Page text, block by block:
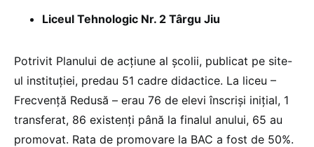
Liceul Tehnologic Nr. 2 Târgu Jiu
Potrivit Planului de acțiune al școlii, publicat pe site-
ul instituției, predau 51 cadre didactice. La liceu –
Frecvență Redusă – erau 76 de elevi înscriși inițial, 1
transferat, 86 existenți până la finalul anului, 65 au
promovat. Rata de promovare la BAC a fost de 50%.